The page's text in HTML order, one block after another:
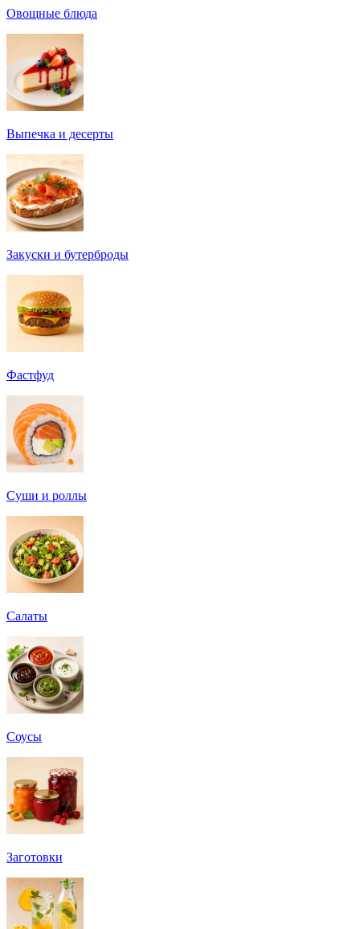
Овощные блюда
Выпечка и десерты
Закуски и бутерброды
Фастфуд
Суши и роллы
Салаты
Соусы
Заготовки